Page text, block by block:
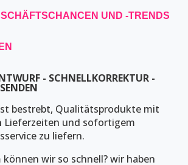
UND -TRENDS
- SCHNELLKORREKTUR -
bestrebt, Qualitätsprodukte mit
Lieferzeiten und sofortigem
zu liefern.
wir so schnell? wir haben